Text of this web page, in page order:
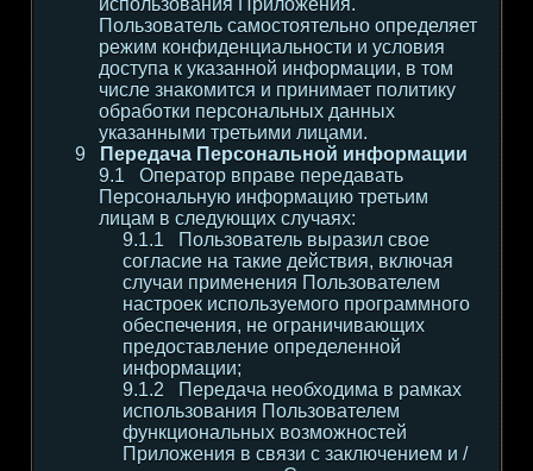
использования Приложения.
Пользователь самостоятельно определяет
режим конфиденциальности и условия
доступа к указанной информации, в том
числе знакомится и принимает политику
обработки персональных данных
указанными третьими лицами.
Передача Персональной информации
Оператор вправе передавать
Персональную информацию третьим
лицам в следующих случаях:
Пользователь выразил свое
согласие на такие действия, включая
случаи применения Пользователем
настроек используемого программного
обеспечения, не ограничивающих
предоставление определенной
информации;
Передача необходима в рамках
использования Пользователем
функциональных возможностей
Приложения в связи с заключением и /